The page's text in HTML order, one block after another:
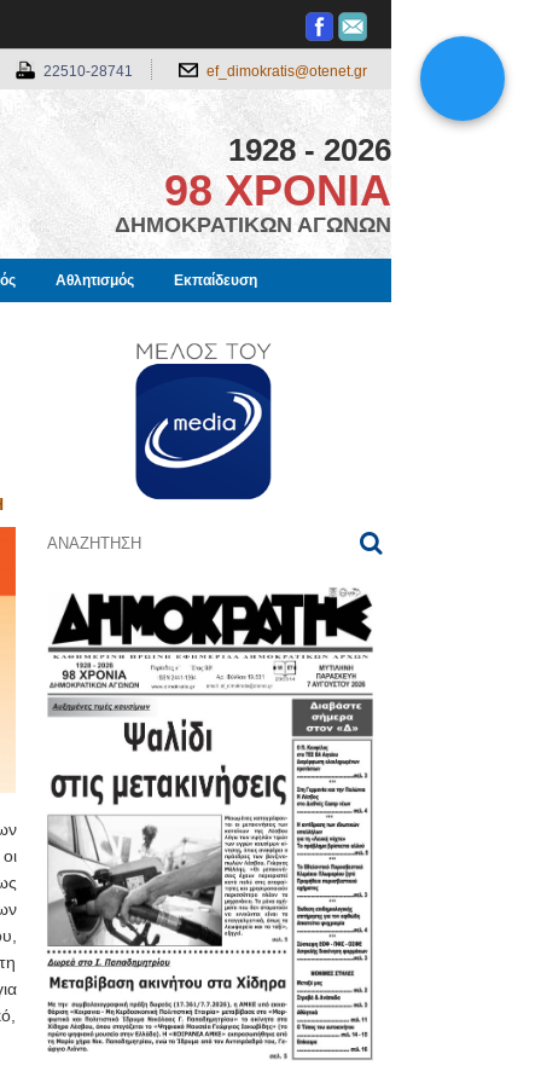
22510-28741 ef_dimokratis@otenet.gr
1928 - 2026
98 ΧΡΟΝΙΑ
ΔΗΜΟΚΡΑΤΙΚΩΝ ΑΓΩΝΩΝ
Αθλητισμός Εκπαίδευση